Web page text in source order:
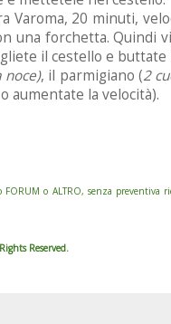
20 minuti,
una forchetta. Quindi
il cestello e buttate
noce), il parmigiano (2
aumentate la velocità).
o ALTRO, senza preventiva
Reserved.